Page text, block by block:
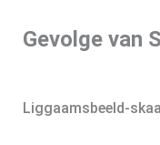
Gevolge van
Liggaamsbeeld-